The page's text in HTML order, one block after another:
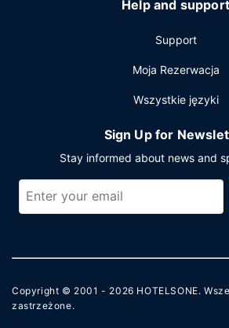
Help and support
Support
Moja Rezerwacja
Wszystkie języki
Sign Up for
Stay informed about news and
Copyright © 2001 - 2026 HOTELSONE.
zastrzeżone.